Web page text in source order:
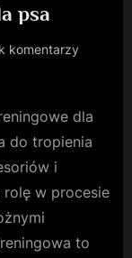
psa
komentarzydo
obroży
psa
dla
do tropienia
i
w procesie
to